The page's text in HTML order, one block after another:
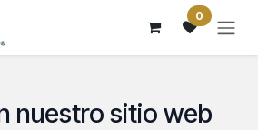
0
nuestro sitio web